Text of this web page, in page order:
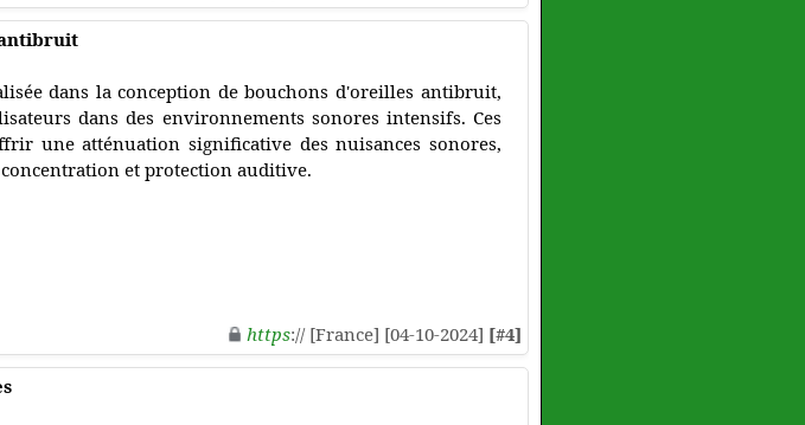
dans la conception de bouchons d'oreilles antibruit,
dans des environnements sonores intensifs. Ces
une atténuation significative des nuisances sonores,
et protection auditive.
https:// [France] [04-10-2024] [#4]